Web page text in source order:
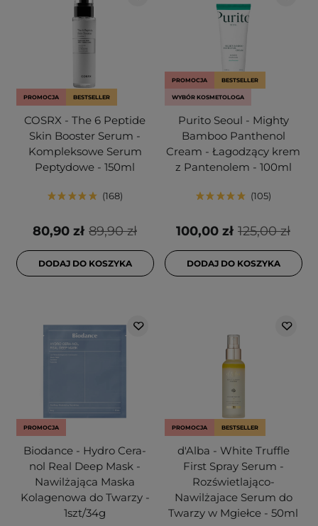
PROMOCJA BESTSELLER
COSRX - The 6 Peptide
Skin Booster Serum -
Kompleksowe Serum
Peptydowe - 150ml
168
89,90 zł
80,90 zł
DODAJ DO KOSZYKA
PROMOCJA BESTSELLER
WYBÓR KOSMETOLOGA
Purito Seoul - Mighty
Bamboo Panthenol
Cream - Łagodzący krem
z Pantenolem - 100ml
105
125,00 zł
100,00 zł
DODAJ DO KOSZYKA
PROMOCJA
Biodance - Hydro Cera-
nol Real Deep Mask -
Nawilżająca Maska
Kolagenowa do Twarzy -
1szt/34g
PROMOCJA BESTSELLER
d'Alba - White Truffle
First Spray Serum -
Rozświetlająco-
Nawilżajace Serum do
Twarzy w Mgiełce - 50ml